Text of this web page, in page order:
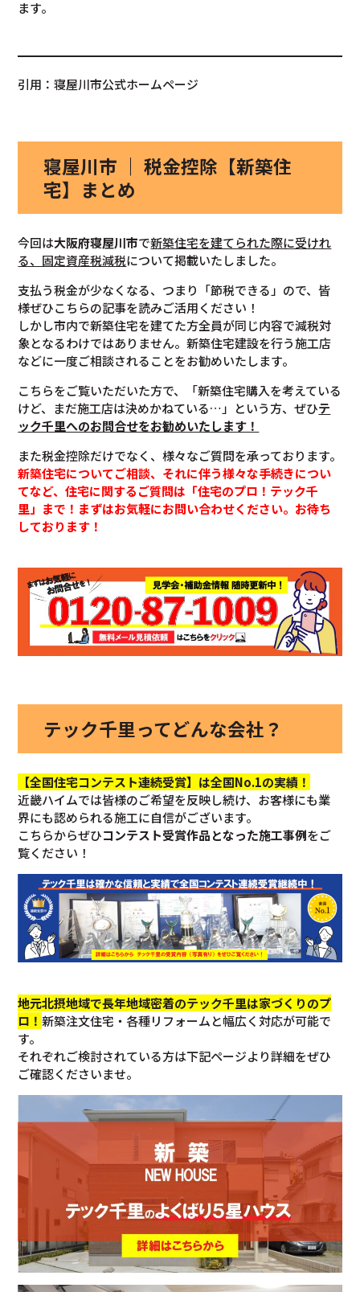
ます。
引用：寝屋川市公式ホームページ
寝屋川市 ｜ 税金控除【新築住
宅】まとめ
今回は大阪府寝屋川市で新築住宅を建てられた際に受けれ
る、固定資産税減税について掲載いたしました。
支払う税金が少なくなる、つまり「節税できる」ので、皆
様ぜひこちらの記事を読みご活用ください！
しかし市内で新築住宅を建てた方全員が同じ内容で減税対
象となるわけではありません。新築住宅建設を行う施工店
などに一度ご相談されることをお勧めいたします。
こちらをご覧いただいた方で、「新築住宅購入を考えている
けど、まだ施工店は決めかねている…」という方、ぜひテ
ック千里へのお問合せをお勧めいたします！
また税金控除だけでなく、様々なご質問を承っております。
新築住宅についてご相談、それに伴う様々な手続きについ
てなど、住宅に関するご質問は「住宅のプロ！テック千
里」まで！まずはお気軽にお問い合わせください。お待ち
しております！
テック千里ってどんな会社？
【全国住宅コンテスト連続受賞】は全国No.1の実績！
近畿ハイムでは皆様のご希望を反映し続け、お客様にも業
界にも認められる施工に自信がございます。
こちらからぜひコンテスト受賞作品となった施工事例をご
覧ください！
地元北摂地域で長年地域密着のテック千里は家づくりのプ
ロ！新築注文住宅・各種リフォームと幅広く対応が可能で
す。
それぞれご検討されている方は下記ページより詳細をぜひ
ご確認くださいませ。